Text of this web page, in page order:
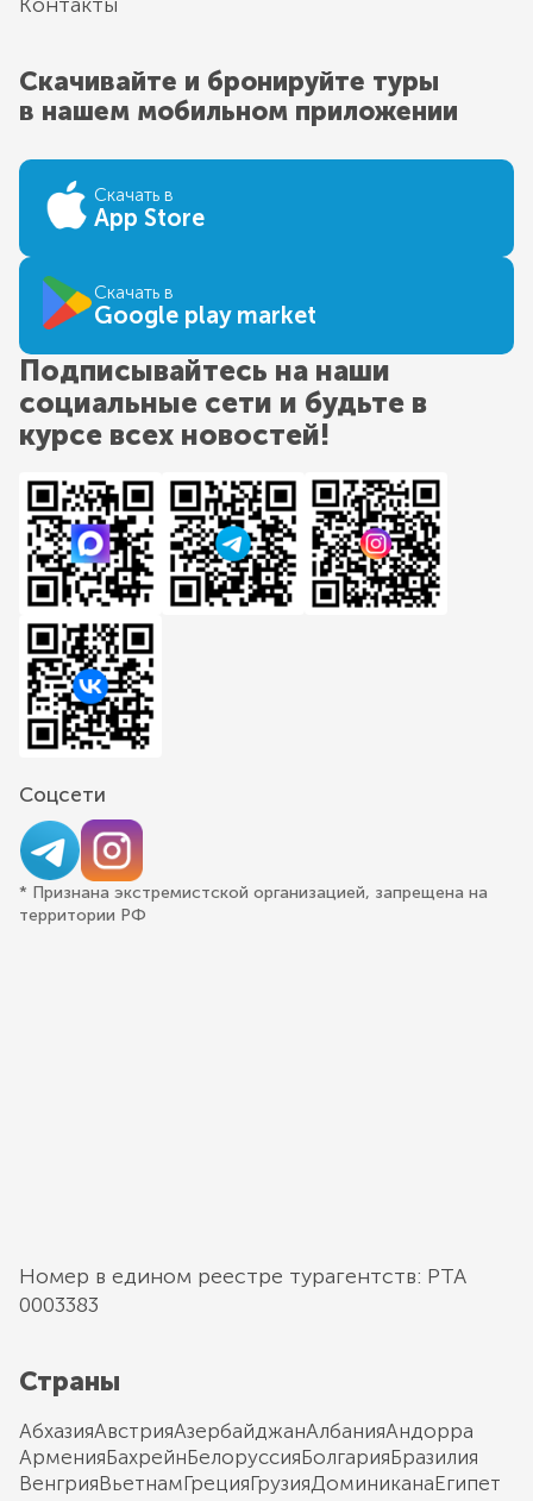
Скачивайте и бронируйте туры
в нашем мобильном приложении
Скачать в
App Store
Скачать в
Google play market
Подписывайтесь на наши
социальные сети и будьте в
курсе всех новостей!
Соцсети
* Признана экстремистской организацией, запрещена на
территории РФ
Номер в едином реестре турагентств: РТА
0003383
Страны
АбхазияАвстрияАзербайджанАлбанияАндорра
АрменияБахрейнБелоруссияБолгарияБразилия
ВенгрияВьетнамГрецияГрузияДоминиканаЕгипет